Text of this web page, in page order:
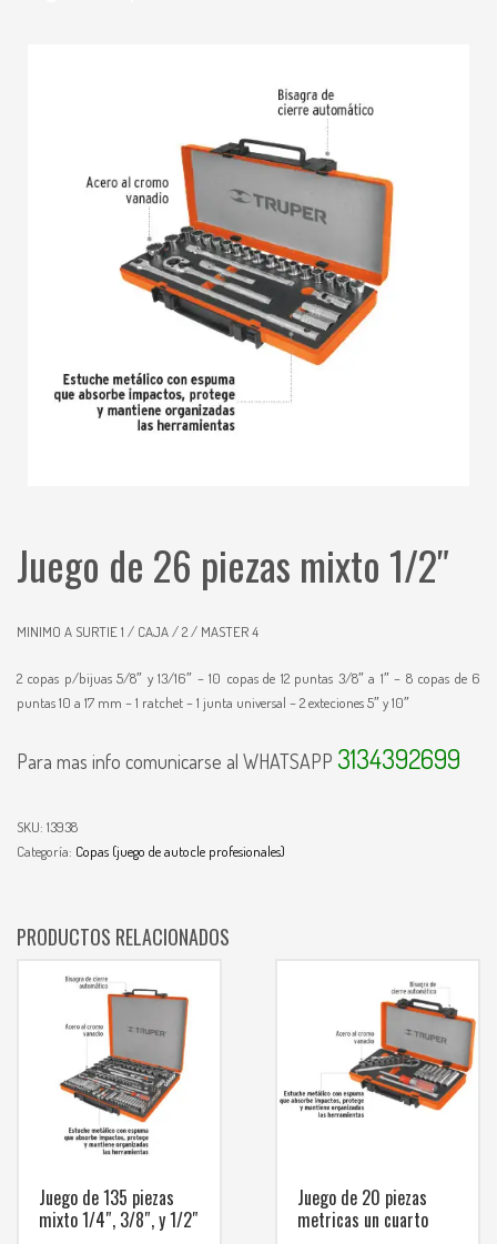
Juego de 26 piezas mixto 1/2″
MINIMO A SURTIE 1 / CAJA / 2 / MASTER 4
2 copas p/bijuas 5/8″ y 13/16″ – 10 copas de 12 puntas 3/8″ a 1″ – 8 copas de 6
puntas 10 a 17 mm – 1 ratchet – 1 junta universal – 2 exteciones 5″ y 10″
Para mas info comunicarse al WHATSAPP 3134392699
SKU: 13938
Categoría: Copas (juego de autocle profesionales)
PRODUCTOS RELACIONADOS
Juego de 135 piezas
mixto 1/4″, 3/8″, y 1/2″
Juego de 20 piezas
metricas un cuarto